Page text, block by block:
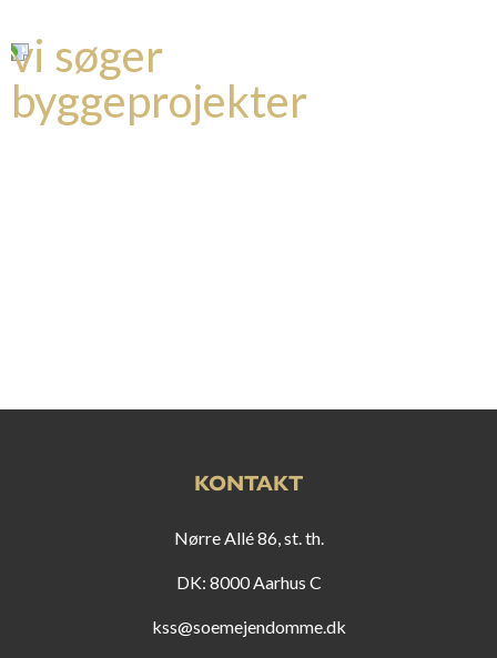
vi søger
byggeprojekter
KONTAKT
Nørre Allé 86, st. th.
DK: 8000 Aarhus C
kss@soemejendomme.dk